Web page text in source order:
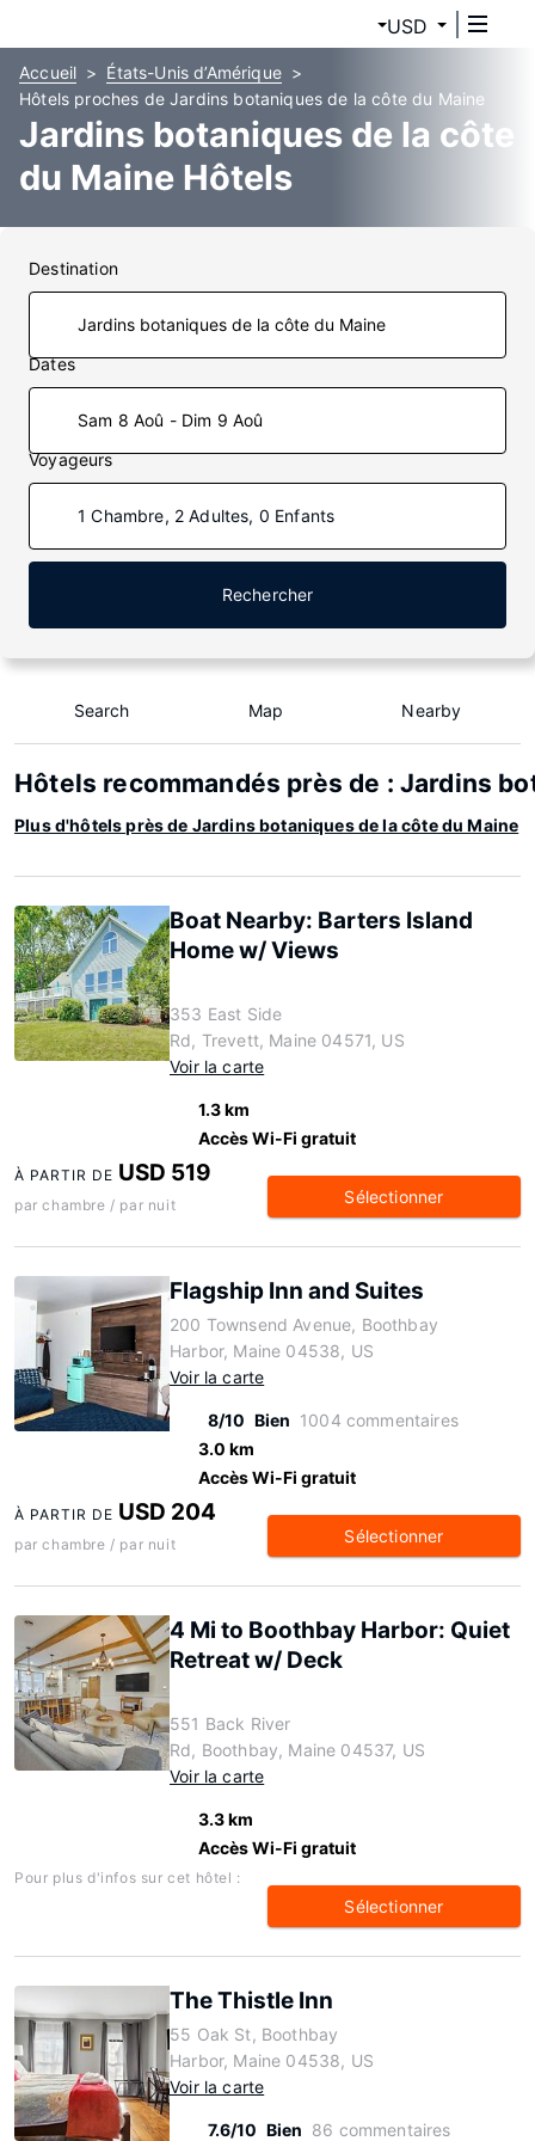
USD
Accueil
États-Unis d’Amérique
Hôtels proches de Jardins botaniques de la côte du Maine
Jardins botaniques de la côte
du Maine Hôtels
Destination
Dates
Sam 8 Aoû - Dim 9 Aoû
Voyageurs
1 Chambre, 2 Adultes, 0 Enfants
Rechercher
Search Map Nearby
Hôtels recommandés près de : Jardins
Plus d'hôtels près de Jardins botaniques de la côte du Maine
Boat Nearby: Barters Island
Home w/ Views
353 East Side
Rd, Trevett, Maine 04571, US
Voir la carte
1.3 km
Accès Wi-Fi gratuit
À PARTIR DE USD 519
par chambre / par nuit Sélectionner
Flagship Inn and Suites
200 Townsend Avenue, Boothbay
Harbor, Maine 04538, US
Voir la carte
8/10 Bien 1004 commentaires
3.0 km
Accès Wi-Fi gratuit
À PARTIR DE USD 204
par chambre / par nuit Sélectionner
4 Mi to Boothbay Harbor: Quiet
Retreat w/ Deck
551 Back River
Rd, Boothbay, Maine 04537, US
Voir la carte
3.3 km
Accès Wi-Fi gratuit
Pour plus d'infos sur cet hôtel :
Sélectionner
The Thistle Inn
55 Oak St, Boothbay
Harbor, Maine 04538, US
Voir la carte
7.6/10 Bien 86 commentaires